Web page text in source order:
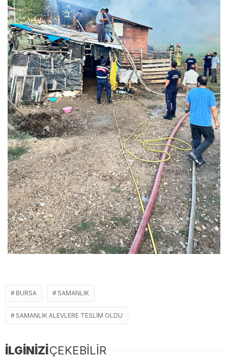
BURSA SAMANLIK
SAMANLIK ALEVLERE TESLIM OLDU
İLGİNİZİÇEKEBİLİR